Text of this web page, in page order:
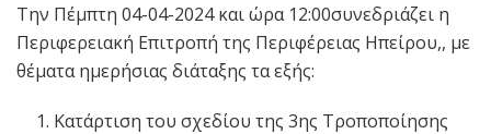
Την Πέμπτη 04-04-2024 και ώρα 12:00συνεδριάζει η
Περιφερειακή Επιτροπή της Περιφέρειας Ηπείρου,, με
θέματα ημερήσιας διάταξης τα εξής:
Κατάρτιση του σχεδίου της 3ης Τροποποίησης